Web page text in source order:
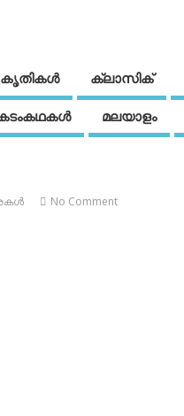
കൃതികൾ ക്ലാസിക്
മലയാളം
No Comment